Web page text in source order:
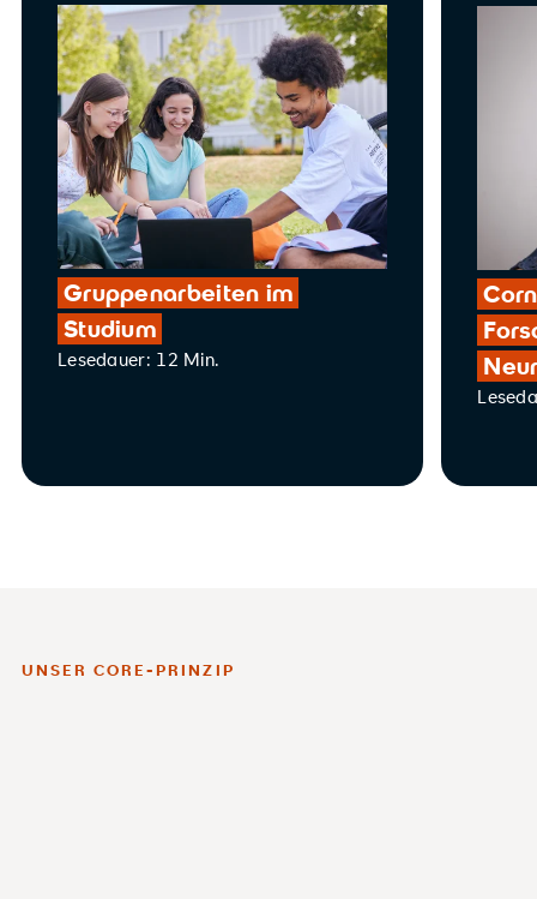
Gruppenarbeiten im
Studium
Lesedauer: 12 Min.
UNSER CORE-PRINZIP